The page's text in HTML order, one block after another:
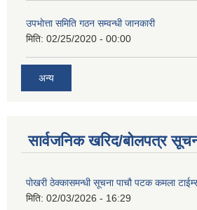
उपभाेत्ता समिति गठन सम्वन्धी जानकारी
मिति: 02/25/2020 - 00:00
अन्य
सार्वजनिक खरिद/बोलपत्र
पोखरी ठेक्कासमन्धी सूचना पाचौ पटक कमला
मिति: 02/03/2026 - 16:29